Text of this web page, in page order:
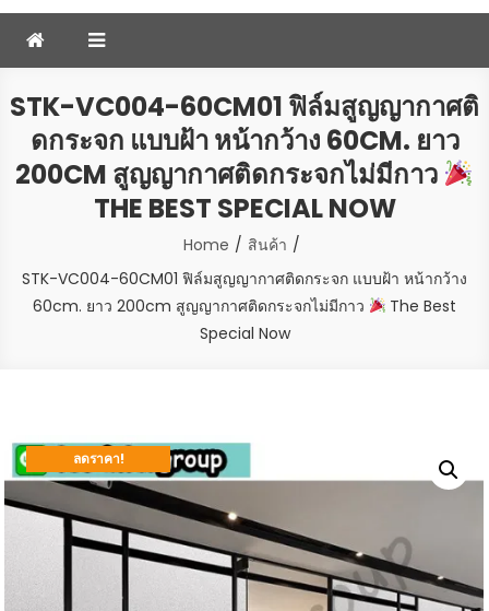
STK-VC004-60CM01 ฟิล์มสูญญากาศติ
ดกระจก แบบฝ้า หน้ากว้าง 60CM. ยาว
200CM สูญญากาศติดกระจกไม่มีกาว
THE BEST SPECIAL NOW
Home
สินค้า
STK-VC004-60CM01 ฟิล์มสูญญากาศติดกระจก แบบฝ้า หน้ากว้าง
60cm. ยาว 200cm สูญญากาศติดกระจกไม่มีกาว
The Best
Special Now
ลดราคา!